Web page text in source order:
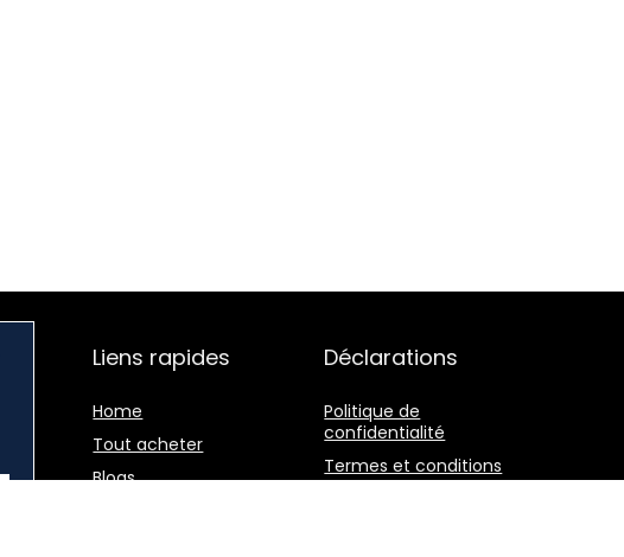
Liens rapides
Home
Tout acheter
Blogs
Déclarations
Politique de
confidentialité
Termes et conditions